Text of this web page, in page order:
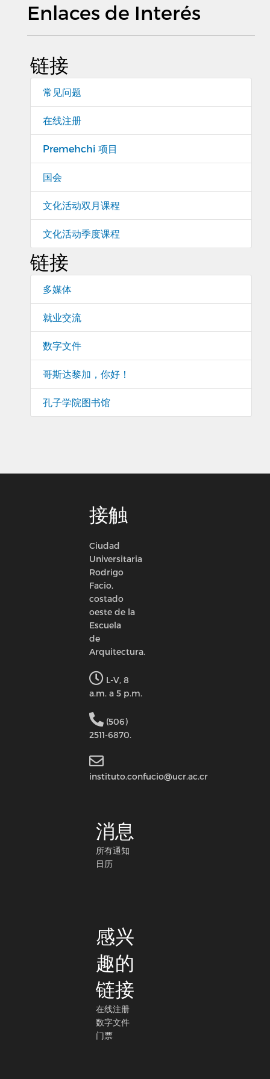
Enlaces de Interés
链接
常见问题
在线注册
Premehchi 项目
国会
文化活动双月课程
文化活动季度课程
链接
多媒体
就业交流
数字文件
哥斯达黎加，你好！
孔子学院图书馆
接触
Ciudad
Universitaria
Rodrigo
Facio,
costado
oeste de la
Escuela
de
Arquitectura.
L-V, 8
a.m. a 5 p.m.
(506)
2511-6870.
instituto.confucio@ucr.ac.cr
消息
所有通知
日历
感兴
趣的
链接
在线注册
数字文件
门票